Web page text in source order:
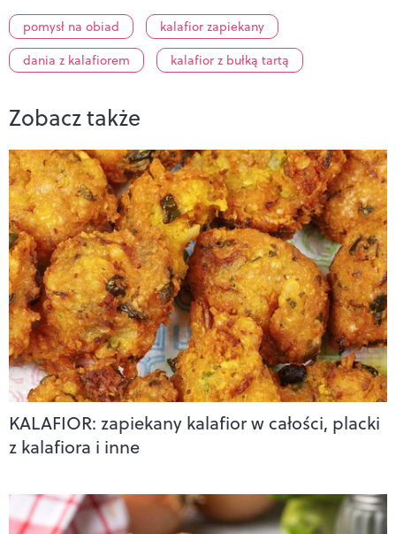
pomysł na obiad
kalafior zapiekany
dania z kalafiorem
kalafior z bułką tartą
Zobacz także
KALAFIOR: zapiekany kalafior w całości, placki
z kalafiora i inne